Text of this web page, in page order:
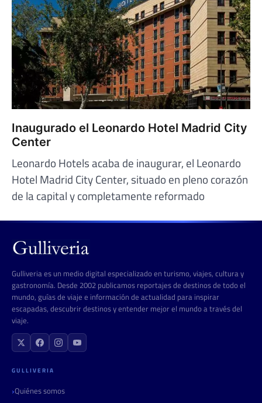
Inaugurado el Leonardo Hotel Madrid City
Center
Leonardo Hotels acaba de inaugurar, el Leonardo
Hotel Madrid City Center, situado en pleno corazón
de la capital y completamente reformado
Gulliveria es un medio digital especializado en turismo, viajes, cultura y
gastronomía. Desde 2002 publicamos reportajes de destinos de todo el
mundo, guías de viaje e información de actualidad para inspirar
escapadas, descubrir destinos y entender mejor el mundo a través del
viaje.
GULLIVERIA
Quiénes somos